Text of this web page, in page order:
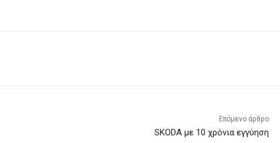
Επόμενο άρθρο
SKODA με 10 χρόνια εγγύηση